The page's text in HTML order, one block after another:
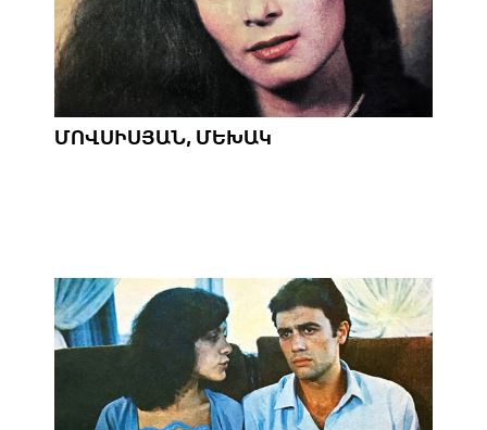
ՄՈՎՍԻՍՅԱՆ, ՄԵԽԱԿ